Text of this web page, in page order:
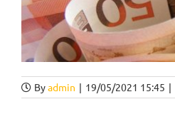
Byadmin | 19/05/2021 15:45 |